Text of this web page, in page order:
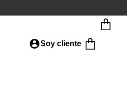
Soy cliente